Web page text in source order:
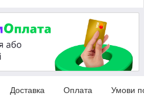
Доставка Оплата Умови